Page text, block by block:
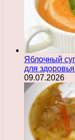
Яблочный
для
09.07.2026